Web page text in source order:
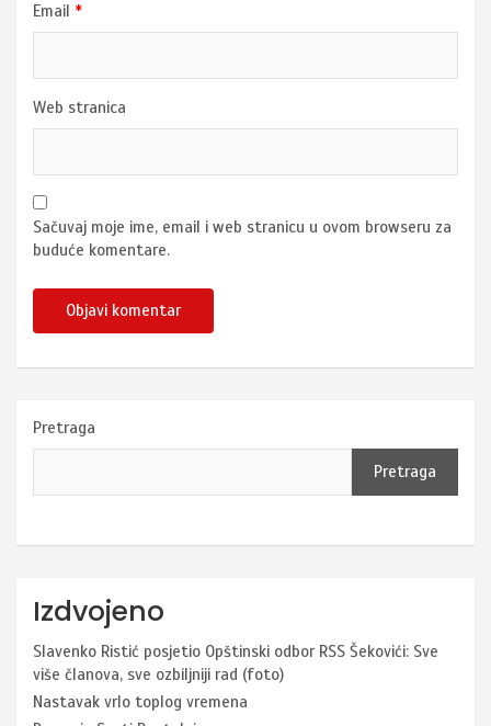
Email *
Web stranica
Sačuvaj moje ime, email i web stranicu u ovom browseru za
buduće komentare.
Pretraga
Pretraga
Izdvojeno
Slavenko Ristić posjetio Opštinski odbor RSS Šekovići: Sve
više članova, sve ozbiljniji rad (foto)
Nastavak vrlo toplog vremena